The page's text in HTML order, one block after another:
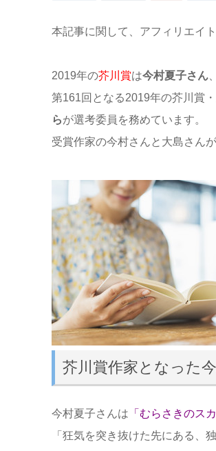
本記事に関して、アフィリエイ
2019年の芥川賞は今村夏子さん、
第161回となる2019年の芥川賞
らが選考委員を務めています。
受賞作家の今村さんと大島さん
芥川賞作家となった
今村夏子さんは 「むらさきのス
「狂気を突き抜けた先にある、